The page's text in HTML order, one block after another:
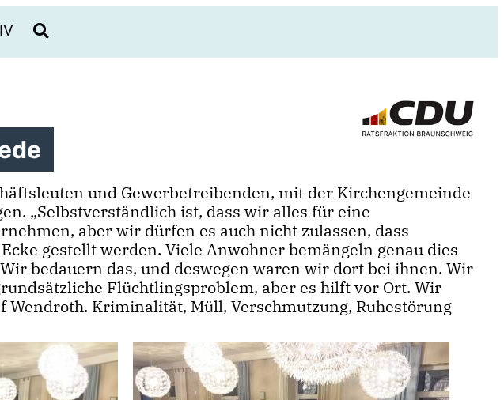
und Gewerbetreibenden, mit der Kirchengemeinde
„Selbstverständlich ist, dass wir alles für eine
aber wir dürfen es auch nicht zulassen, dass
gestellt werden. Viele Anwohner bemängeln genau dies
bedauern das, und deswegen waren wir dort bei ihnen. Wir
Flüchtlingsproblem, aber es hilft vor Ort. Wir
Kriminalität, Müll, Verschmutzung, Ruhestörung